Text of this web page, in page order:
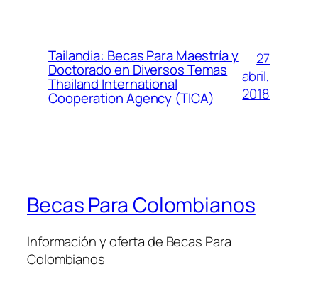
Tailandia: Becas Para Maestría y
Doctorado en Diversos Temas
Thailand International
Cooperation Agency (TICA)
27
abril,
2018
Becas Para Colombianos
Información y oferta de Becas Para
Colombianos